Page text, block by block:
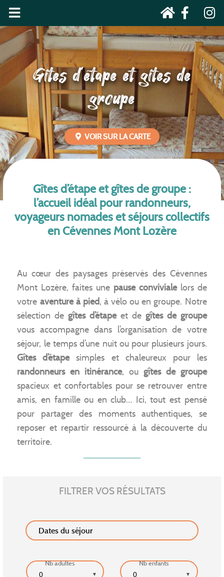
Gîtes d’étape et gîtes de
groupe
VOIR SUR LA CARTE
Gîtes d’étape et gîtes de groupe :
l’accueil idéal pour randonneurs,
voyageurs nomades et séjours collectifs
en Cévennes Mont Lozère
Au cœur des paysages préservés des Cévennes
Mont Lozère, faites une pause convivialelors de
votre aventure à pied, à vélo ou en groupe. Notre
sélection de gîtes d’étapeet de gîtes de groupe
vous accompagne dans l’organisation de votre
séjour, le temps d’une nuit ou pour plusieurs jours.
Gîtes d’étapesimples et chaleureux pour les
randonneurs en itinérance, ou gîtes de groupe
spacieux et confortables pour se retrouver entre
amis, en famille ou en club… Ici, tout est pensé
pour partager des moments authentiques, se
reposer et repartir ressourcé à la découverte du
territoire.
FILTRER VOS RÉSULTATS
Dates du séjour
▼
Nb adultes
▼
Nb enfants